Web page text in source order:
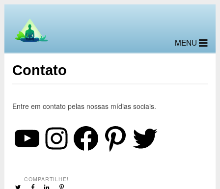
MENU
Contato
Entre em contato pelas nossas mídias sociais.
YouTube
Instagram
Facebook
Pinterest
Twitter
COMPARTILHE!